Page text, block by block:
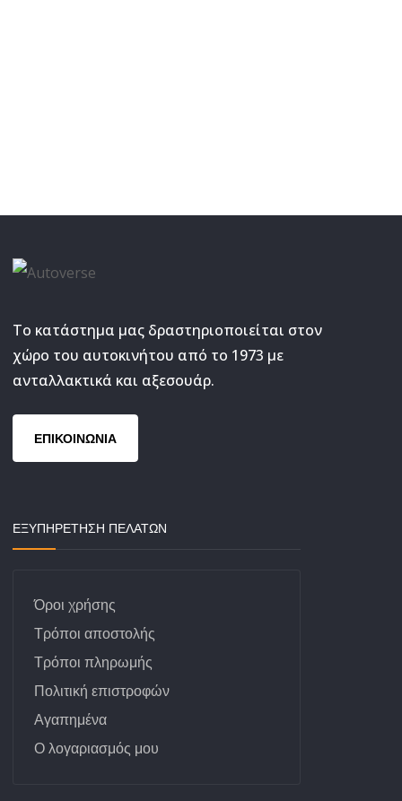
Το κατάστημα μας δραστηριοποιείται στον
χώρο του αυτοκινήτου από το 1973 με
ανταλλακτικά και αξεσουάρ.
ΕΠΙΚΟΙΝΩΝΙΑ
ΕΞΥΠΗΡΕΤΗΣΗ ΠΕΛΑΤΩΝ
Όροι χρήσης
Τρόποι αποστολής
Τρόποι πληρωμής
Πολιτική επιστροφών
Αγαπημένα
Ο λογαριασμός μου